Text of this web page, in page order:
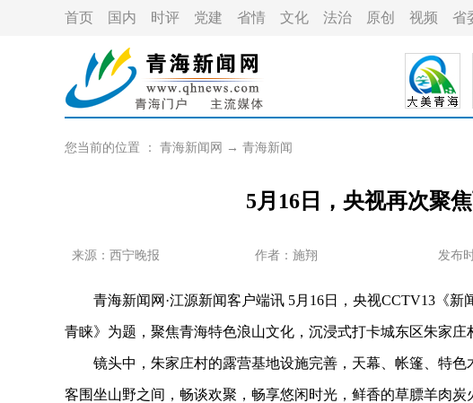
首页 国内 时评 党建 省情 文化 法治 原创 视频 省
您当前的位置 ： 青海新闻网 → 青海新闻
5月16日，央视再次聚
来源：西宁晚报 作者： 施翔 发布
青海新闻网·江源新闻客户端讯 5月16日，央视CCTV13《新
青睐》为题，聚焦青海特色浪山文化，沉浸式打卡城东区朱家庄
镜头中，朱家庄村的露营基地设施完善，天幕、帐篷、特色
客围坐山野之间，畅谈欢聚，畅享悠闲时光，鲜香的草膘羊肉